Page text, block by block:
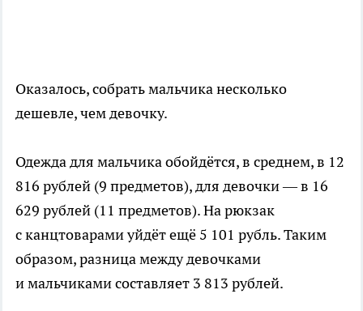
Оказалось, собрать мальчика несколько
дешевле, чем девочку.
Одежда для мальчика обойдётся, в среднем, в 12
816 рублей (9 предметов), для девочки — в 16
629 рублей (11 предметов). На рюкзак
с канцтоварами уйдёт ещё 5 101 рубль. Таким
образом, разница между девочками
и мальчиками составляет 3 813 рублей.